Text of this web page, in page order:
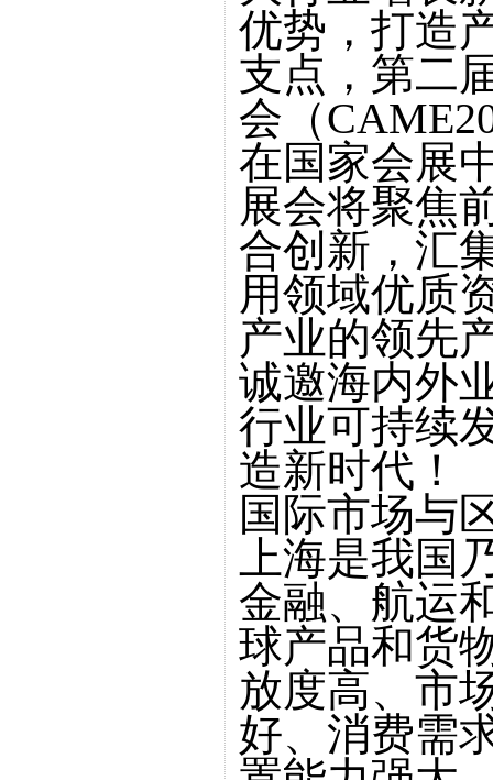
优势，打造
支点，第二
会（
在国家会展
展会将聚焦
合创新，汇
用领域优质
产业的领先
诚邀海内外
行业可持续
造新时代！
国际市场与
上海是我国
金融、航运
球产品和货
放度高、市
好、消费需